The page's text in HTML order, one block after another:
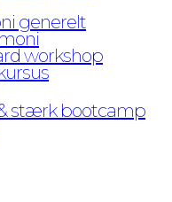
generelt
workshop
stærk bootcamp